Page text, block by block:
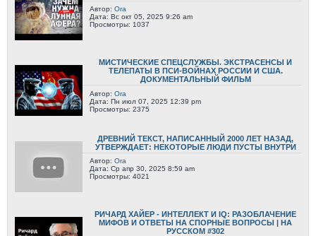
Автор: Ora
Дата: Вс окт 05, 2025 9:26 am
Просмотры: 1037
МИСТИЧЕСКИЕ СПЕЦСЛУЖБЫ. ЭКСТРАСЕНСЫ И
ТЕЛЕПАТЫ В ПСИ-ВОЙНАХ РОССИИ И США.
ДОКУМЕНТАЛЬНЫЙ ФИЛЬМ
Автор: Ora
Дата: Пн июл 07, 2025 12:39 pm
Просмотры: 2375
ДРЕВНИЙ ТЕКСТ, НАПИСАННЫЙ 2000 ЛЕТ НАЗАД,
УТВЕРЖДАЕТ: НЕКОТОРЫЕ ЛЮДИ ПУСТЫ ВНУТРИ
Автор: Ora
Дата: Ср апр 30, 2025 8:59 am
Просмотры: 4021
РИЧАРД ХАЙЕР - ИНТЕЛЛЕКТ И IQ: РАЗОБЛАЧЕНИЕ
МИФОВ И ОТВЕТЫ НА СПОРНЫЕ ВОПРОСЫ | НА
РУССКОМ #302